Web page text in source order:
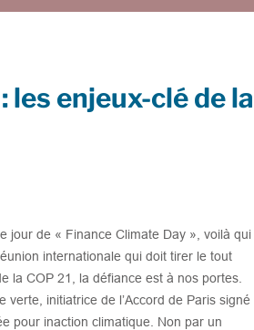
enjeux-clé de la
jour de « Finance Climate Day », voilà qui
internationale qui doit tirer le tout
la COP 21, la défiance est à nos portes.
initiatrice de l’Accord de Paris signé
pour inaction climatique. Non par un